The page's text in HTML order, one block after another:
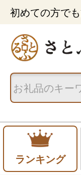
初めての方で
ランキング